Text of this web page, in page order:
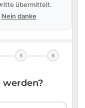
übermittelt.
Nein danke
5 6